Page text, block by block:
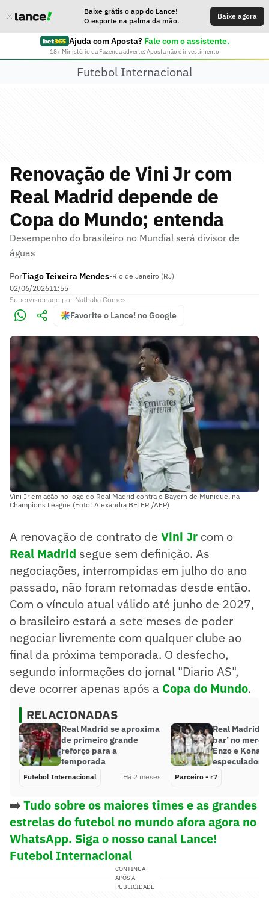
Baixe grátis o app do Lance!
O esporte na palma da mão.
Baixe agora
Ajuda com Aposta? Fale com o assistente.
18+ Ministério da Fazenda adverte: Aposta não é investimento
Futebol Internacional
Renovação de Vini Jr com
Real Madrid depende de
Copa do Mundo; entenda
Desempenho do brasileiro no Mundial será divisor de
águas
PorTiago Teixeira Mendes•Rio de Janeiro (RJ)
02/06/202611:55
Supervisionado por Nathalia Gomes
Favorite o Lance! no Google
Vini Jr em ação no jogo do Real Madrid contra o Bayern de Munique, na
Champions League (Foto: Alexandra BEIER /AFP)
A renovação de contrato de Vini Jr com o
Real Madrid segue sem definição. As
negociações, interrompidas em julho do ano
passado, não foram retomadas desde então.
Com o vínculo atual válido até junho de 2027,
o brasileiro estará a sete meses de poder
negociar livremente com qualquer clube ao
final da próxima temporada. O desfecho,
segundo informações do jornal "Diario AS",
deve ocorrer apenas após a Copa do Mundo.
RELACIONADAS
Real Madrid se aproxima
de primeiro grande
reforço para a
temporada
Futebol Internacional Há 2 meses
Real Madrid
bar’ no
Enzo e
especulados
Parceiro - r7
➡️Tudo sobre os maiores times e as grandes
estrelas do futebol no mundo afora agora no
WhatsApp. Siga o nosso canal Lance!
Futebol Internacional
CONTINUA
APÓS A
PUBLICIDADE